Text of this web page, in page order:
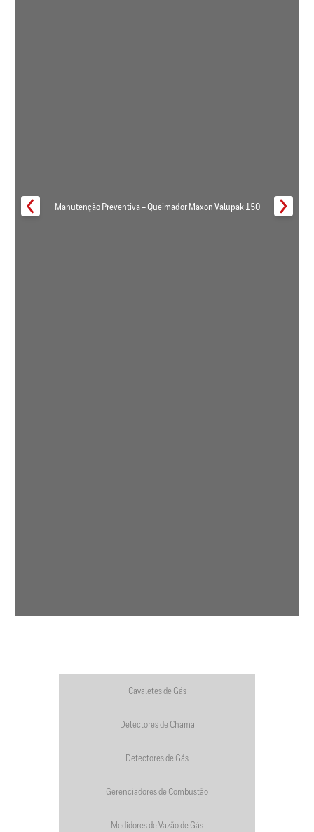
Manutenção Preventiva – Queimador Maxon Valupak 150
Cavaletes de Gás
Detectores de Chama
Detectores de Gás
Gerenciadores de Combustão
Medidores de Vazão de Gás